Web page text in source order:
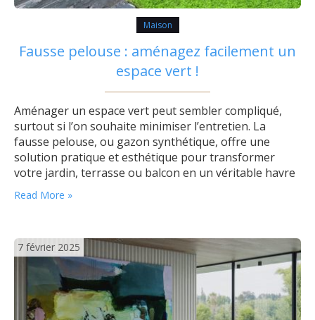
Maison
Fausse pelouse : aménagez facilement un
espace vert !
Aménager un espace vert peut sembler compliqué,
surtout si l’on souhaite minimiser l’entretien. La
fausse pelouse, ou gazon synthétique, offre une
solution pratique et esthétique pour transformer
votre jardin, terrasse ou balcon en un véritable havre
de paix sans les inconvénients du gazon naturel. Les
avantages de la fausse pelouse Le principal atout du
Read More »
7 février 2025